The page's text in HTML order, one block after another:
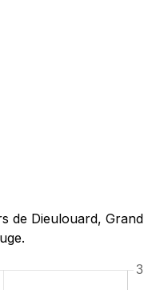
de Dieulouard, Grand